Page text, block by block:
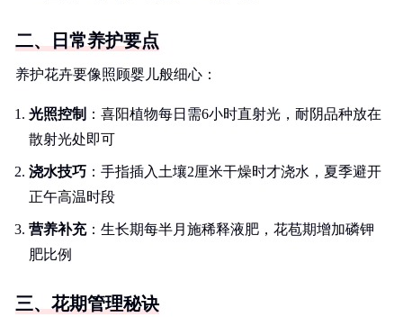
二、日常养护要点
养护花卉要像照顾婴儿般细心：
光照控制 ：喜阳植物每日需6小时直射光，耐阴品种放在
散射光处即可
浇水技巧 ：手指插入土壤2厘米干燥时才浇水，夏季避开
正午高温时段
营养补充：生长期每半月施稀释液肥，花苞期增加磷钾
肥比例
三、花期管理秘诀